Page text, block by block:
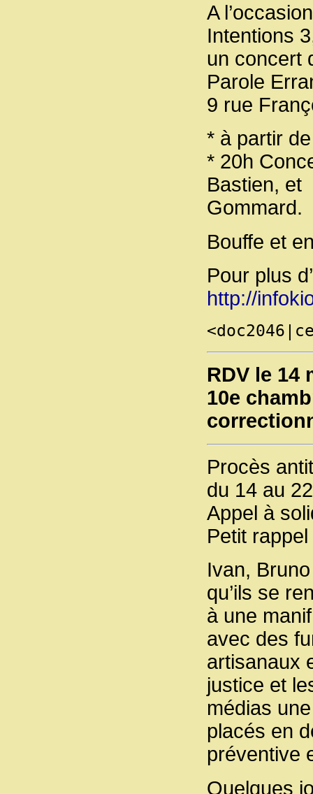
A
Intentions
un concert
Parole
9 rue
* à partir
* 20h
Bastien, et
Gommard.
Bouffe et
Pour plus
http://
RDV le 14
10e
Procès
du 14 au
Appel à
Petit
Ivan,
qu’ils se
à une
avec des
artisanaux
justice et
médias
placés en
préventive
Quelques